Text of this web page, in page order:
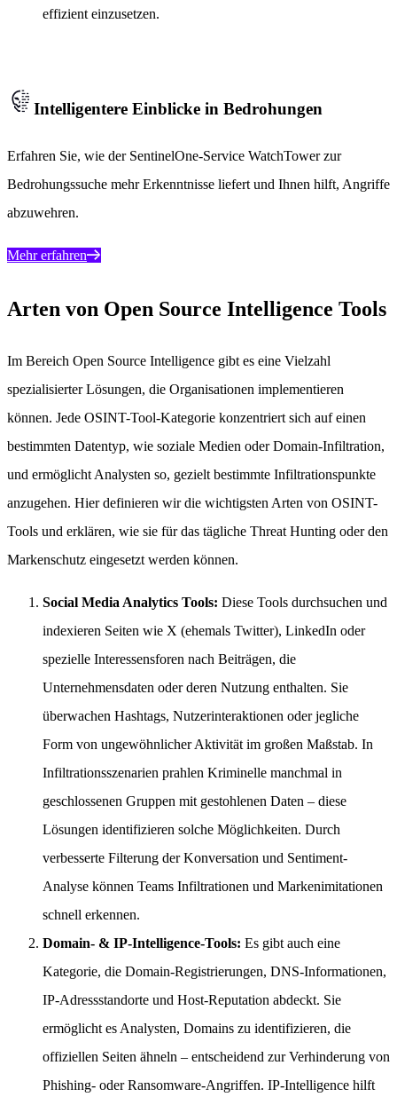
effizient einzusetzen.
Intelligentere Einblicke in Bedrohungen
Erfahren Sie, wie der SentinelOne-Service WatchTower zur
Bedrohungssuche mehr Erkenntnisse liefert und Ihnen hilft, Angriffe
abzuwehren.
Mehr erfahren
Arten von Open Source Intelligence Tools
Im Bereich Open Source Intelligence gibt es eine Vielzahl
spezialisierter Lösungen, die Organisationen implementieren
können. Jede OSINT-Tool-Kategorie konzentriert sich auf einen
bestimmten Datentyp, wie soziale Medien oder Domain-Infiltration,
und ermöglicht Analysten so, gezielt bestimmte Infiltrationspunkte
anzugehen. Hier definieren wir die wichtigsten Arten von OSINT-
Tools und erklären, wie sie für das tägliche Threat Hunting oder den
Markenschutz eingesetzt werden können.
Social Media Analytics Tools: Diese Tools durchsuchen und
indexieren Seiten wie X (ehemals Twitter), LinkedIn oder
spezielle Interessensforen nach Beiträgen, die
Unternehmensdaten oder deren Nutzung enthalten. Sie
überwachen Hashtags, Nutzerinteraktionen oder jegliche
Form von ungewöhnlicher Aktivität im großen Maßstab. In
Infiltrationsszenarien prahlen Kriminelle manchmal in
geschlossenen Gruppen mit gestohlenen Daten – diese
Lösungen identifizieren solche Möglichkeiten. Durch
verbesserte Filterung der Konversation und Sentiment-
Analyse können Teams Infiltrationen und Markenimitationen
schnell erkennen.
Domain- & IP-Intelligence-Tools: Es gibt auch eine
Kategorie, die Domain-Registrierungen, DNS-Informationen,
IP-Adressstandorte und Host-Reputation abdeckt. Sie
ermöglicht es Analysten, Domains zu identifizieren, die
offiziellen Seiten ähneln – entscheidend zur Verhinderung von
Phishing- oder Ransomware-Angriffen. IP-Intelligence hilft